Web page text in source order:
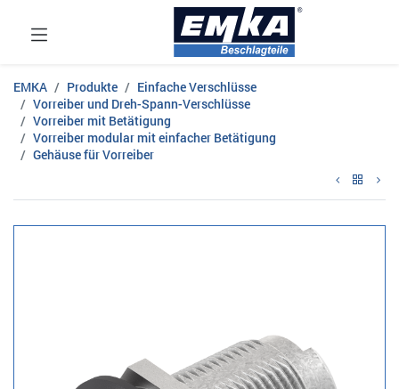
EMKA Produkte
Einfache Verschlüsse
Vorreiber und Dreh-Spann-Verschlüsse
Vorreiber mit Betätigung
Vorreiber modular mit einfacher Betätigung
Gehäuse für Vorreiber